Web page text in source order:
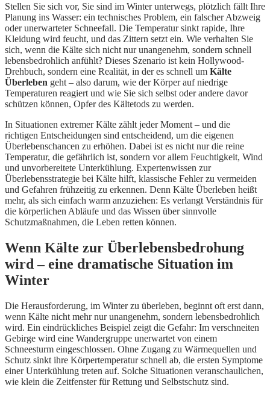
Stellen Sie sich vor, Sie sind im Winter unterwegs, plötzlich fällt Ihre
Planung ins Wasser: ein technisches Problem, ein falscher Abzweig
oder unerwarteter Schneefall. Die Temperatur sinkt rapide, Ihre
Kleidung wird feucht, und das Zittern setzt ein. Wie verhalten Sie
sich, wenn die Kälte sich nicht nur unangenehm, sondern schnell
lebensbedrohlich anfühlt? Dieses Szenario ist kein Hollywood-
Drehbuch, sondern eine Realität, in der es schnell um Kälte
Überleben geht – also darum, wie der Körper auf niedrige
Temperaturen reagiert und wie Sie sich selbst oder andere davor
schützen können, Opfer des Kältetods zu werden.
In Situationen extremer Kälte zählt jeder Moment – und die
richtigen Entscheidungen sind entscheidend, um die eigenen
Überlebenschancen zu erhöhen. Dabei ist es nicht nur die reine
Temperatur, die gefährlich ist, sondern vor allem Feuchtigkeit, Wind
und unvorbereitete Unterkühlung. Expertenwissen zur
Überlebensstrategie bei Kälte hilft, klassische Fehler zu vermeiden
und Gefahren frühzeitig zu erkennen. Denn Kälte Überleben heißt
mehr, als sich einfach warm anzuziehen: Es verlangt Verständnis für
die körperlichen Abläufe und das Wissen über sinnvolle
Schutzmaßnahmen, die Leben retten können.
Wenn Kälte zur Überlebensbedrohung
wird – eine dramatische Situation im
Winter
Die Herausforderung, im Winter zu überleben, beginnt oft erst dann,
wenn Kälte nicht mehr nur unangenehm, sondern lebensbedrohlich
wird. Ein eindrückliches Beispiel zeigt die Gefahr: Im verschneiten
Gebirge wird eine Wandergruppe unerwartet von einem
Schneesturm eingeschlossen. Ohne Zugang zu Wärmequellen und
Schutz sinkt ihre Körpertemperatur schnell ab, die ersten Symptome
einer Unterkühlung treten auf. Solche Situationen veranschaulichen,
wie klein die Zeitfenster für Rettung und Selbstschutz sind.